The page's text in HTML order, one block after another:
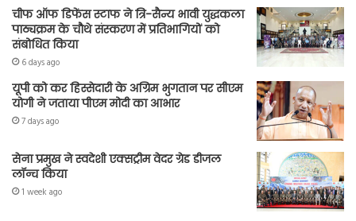
चीफ ऑफ डिफेंस स्टाफ ने त्रि-सैन्य भावी युद्धकला
पाठ्यक्रम के चौथे संस्करण में प्रतिभागियों को
संबोधित किया
6 days ago
यूपी को कर हिस्सेदारी के अग्रिम भुगतान पर सीएम
योगी ने जताया पीएम मोदी का आभार
7 days ago
सेना प्रमुख ने स्वदेशी एक्सट्रीम वेदर ग्रेड डीजल
लॉन्च किया
1 week ago